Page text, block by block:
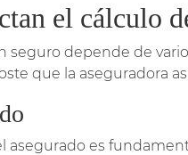
el cálculo
seguro depende de
que la aseguradora
asegurado es